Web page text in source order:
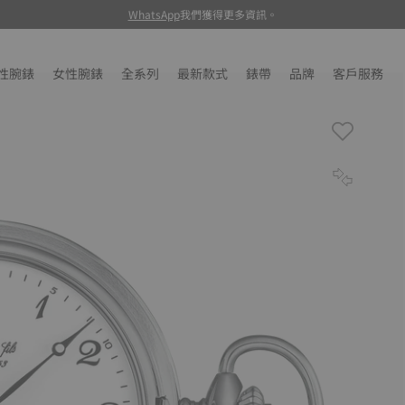
WhatsApp我們獲得更多資訊。
腕錶 女性腕錶 全系列 最新款式 錶帶 品牌 客戶服務